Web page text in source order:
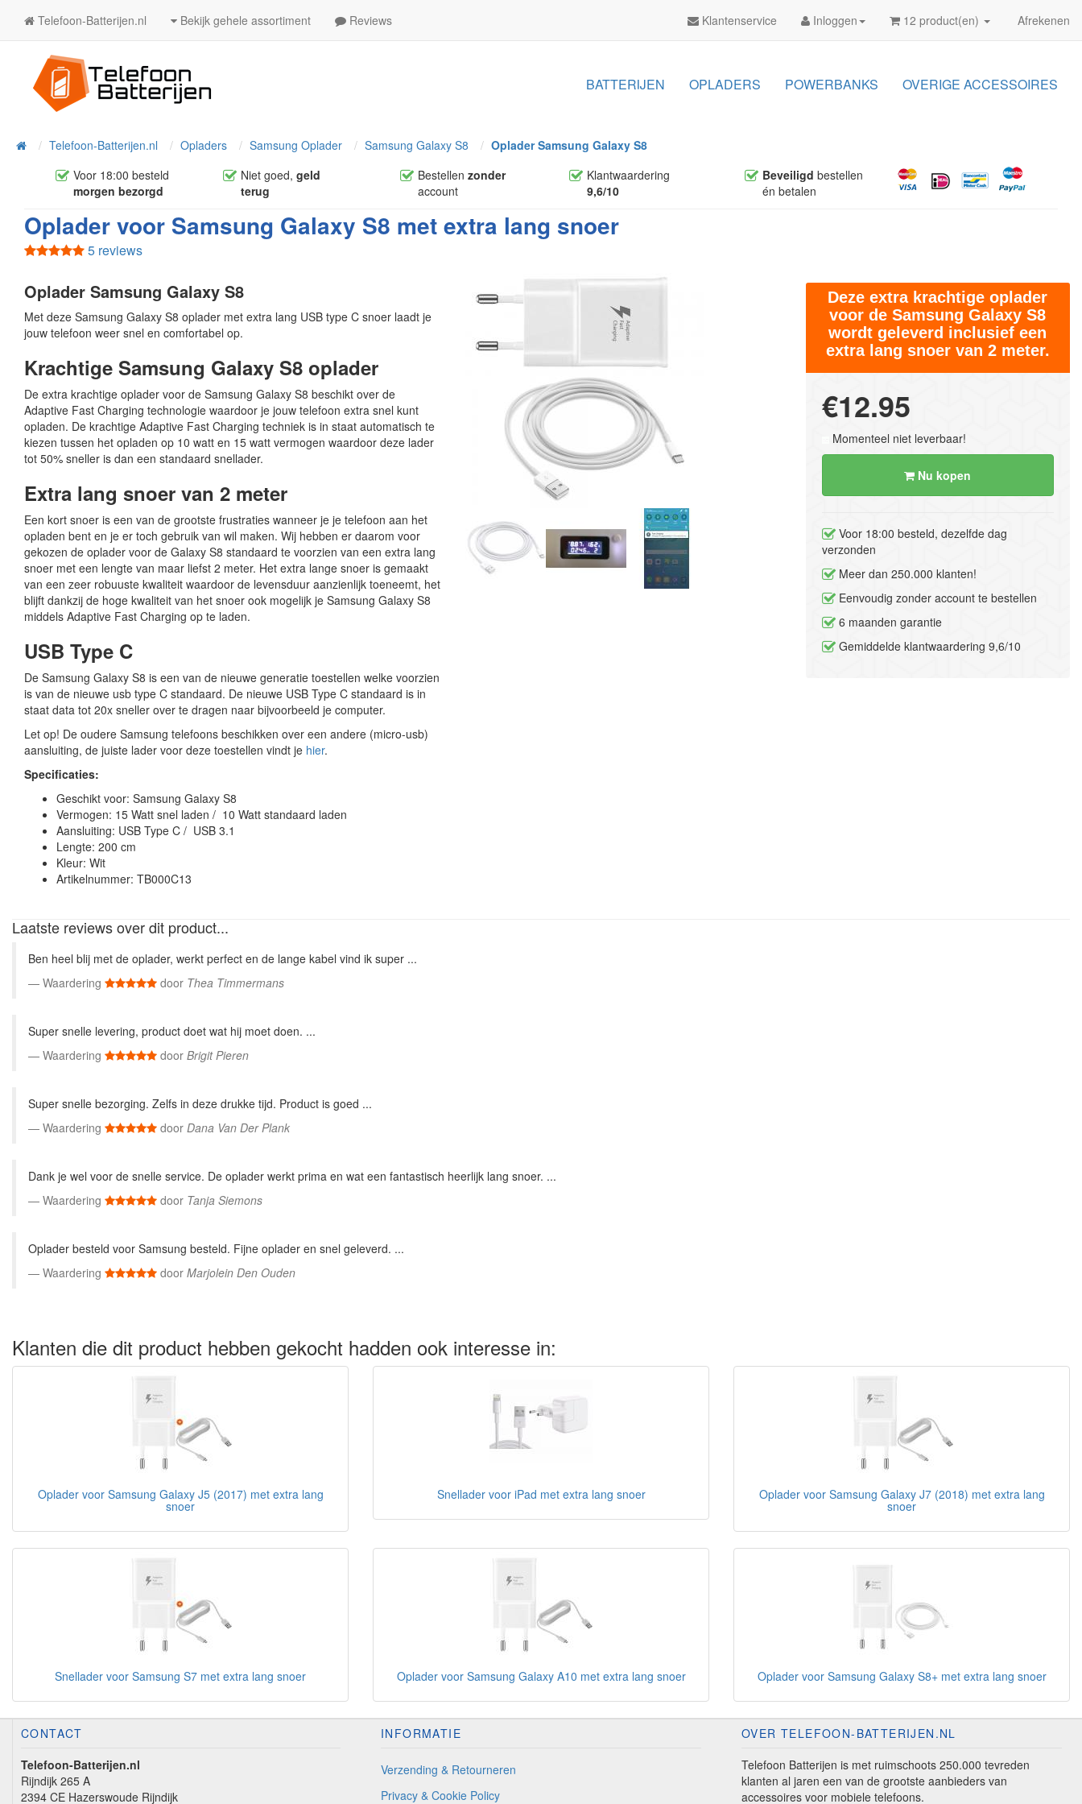
Telefoon-Batterijen.nl Bekijk gehele assortiment Reviews Klantenservice Inloggen 12 product(en) Afrekenen
BATTERIJEN OPLADERS POWERBANKS OVERIGE ACCESSOIRES
HomeTelefoon-Batterijen.nl Opladers Samsung Oplader Samsung Galaxy S8
Oplader Samsung Galaxy S8
Voor 18:00 besteld
morgen bezorgd
Niet goed,geld
terug
Bestellen zonder
account
Klantwaardering
9,6/10
Beveiligd bestellen
én betalen
Oplader voor Samsung Galaxy S8 met extra lang snoer
5 reviews
Deze extra krachtige oplader
voor de Samsung Galaxy S8
wordt geleverd inclusief een
extra lang snoer van 2 meter.
€12.95
Momenteel niet leverbaar!
Nu kopen
Voor 18:00 besteld, dezelfde dag
verzonden
Meer dan 250.000 klanten!
Eenvoudig zonder account te bestellen
6 maanden garantie
Gemiddelde klantwaardering 9,6/10
Oplader Samsung Galaxy S8
Met deze Samsung Galaxy S8 oplader met extra lang USB type C snoer laadt je
jouw telefoon weer snel en comfortabel op.
Krachtige Samsung Galaxy S8 oplader
De extra krachtige oplader voor de Samsung Galaxy S8 beschikt over de
Adaptive Fast Charging technologie waardoor je jouw telefoon extra snel kunt
opladen. De krachtige Adaptive Fast Charging techniek is in staat automatisch te
kiezen tussen het opladen op 10 watt en 15 watt vermogen waardoor deze lader
tot 50% sneller is dan een standaard snellader.
Extra lang snoer van 2 meter
Een kort snoer is een van de grootste frustraties wanneer je je telefoon aan het
opladen bent en je er toch gebruik van wil maken. Wij hebben er daarom voor
gekozen de oplader voor de Galaxy S8 standaard te voorzien van een extra lang
snoer met een lengte van maar liefst 2 meter. Het extra lange snoer is gemaakt
van een zeer robuuste kwaliteit waardoor de levensduur aanzienlijk toeneemt, het
blijft dankzij de hoge kwaliteit van het snoer ook mogelijk je Samsung Galaxy S8
middels Adaptive Fast Charging op te laden.
USB Type C
De Samsung Galaxy S8 is een van de nieuwe generatie toestellen welke voorzien
is van de nieuwe usb type C standaard. De nieuwe USB Type C standaard is in
staat data tot 20x sneller over te dragen naar bijvoorbeeld je computer.
Let op! De oudere Samsung telefoons beschikken over een andere (micro-usb)
aansluiting, de juiste lader voor deze toestellen vindt je hier.
Specificaties:
Geschikt voor: Samsung Galaxy S8
Vermogen: 15 Watt snel laden / 10 Watt standaard laden
Aansluiting: USB Type C / USB 3.1
Lengte: 200 cm
Kleur: Wit
Artikelnummer: TB000C13
Laatste reviews over dit product...
Ben heel blij met de oplader, werkt perfect en de lange kabel vind ik super ...
Waardering
door Thea Timmermans
Super snelle levering, product doet wat hij moet doen. ...
Waardering
door Brigit Pieren
Super snelle bezorging. Zelfs in deze drukke tijd. Product is goed ...
Waardering
door Dana Van Der Plank
Dank je wel voor de snelle service. De oplader werkt prima en wat een fantastisch heerlijk lang snoer. ...
Waardering
door Tanja Siemons
Oplader besteld voor Samsung besteld. Fijne oplader en snel geleverd. ...
Waardering
door Marjolein Den Ouden
Klanten die dit product hebben gekocht hadden ook interesse in:
Oplader voor Samsung Galaxy J5 (2017) met extra lang
snoer
Snellader voor iPad met extra lang snoer Oplader voor Samsung Galaxy J7 (2018) met extra lang
snoer
Snellader voor Samsung S7 met extra lang snoer Oplader voor Samsung Galaxy A10 met extra lang snoer Oplader voor Samsung Galaxy S8+ met extra lang snoer
CONTACT
Telefoon-Batterijen.nl
Rijndijk 265 A
2394 CE Hazerswoude Rijndijk
INFORMATIE
Verzending & Retourneren
Privacy & Cookie Policy
OVER TELEFOON-BATTERIJEN.NL
Telefoon Batterijen is met ruimschoots 250.000 tevreden
klanten al jaren een van de grootste aanbieders van
accessoires voor mobiele telefoons.